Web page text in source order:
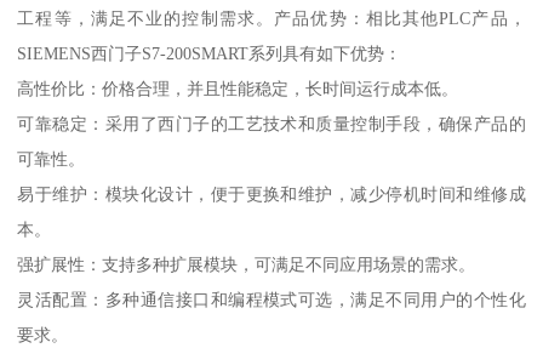
工程等，满足不业的控制需求。产品优势：相比其他PLC产品，
SIEMENS西门子S7-200SMART系列具有如下优势：
高性价比：价格合理，并且性能稳定，长时间运行成本低。
可靠稳定：采用了西门子的工艺技术和质量控制手段，确保产品的
可靠性。
易于维护：模块化设计，便于更换和维护，减少停机时间和维修成
本。
强扩展性：支持多种扩展模块，可满足不同应用场景的需求。
灵活配置：多种通信接口和编程模式可选，满足不同用户的个性化
要求。